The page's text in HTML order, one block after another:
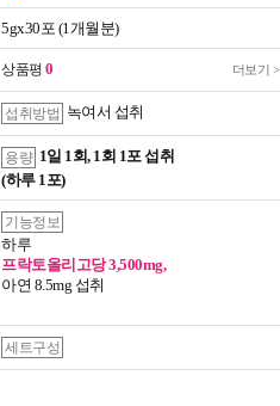
5gx30포 (1개월분)
상품평 0 더보기 >
섭취방법 녹여서 섭취
용량 1일 1회, 1회 1포 섭취
(하루 1포)
기능정보
하루
프락토올리고당 3,500mg,
아연 8.5mg 섭취
세트구성